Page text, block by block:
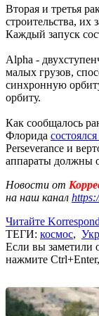
Вторая и третья
строительства, их
Каждый запуск
Alpha -
малых грузов,
синхронную
орбиту.
Как сообщалось
Флорида
Perseverance и
аппараты должны
Новости от
на наш канал
Читайте
ТЕГИ: космос,
Если вы заметили
нажмите